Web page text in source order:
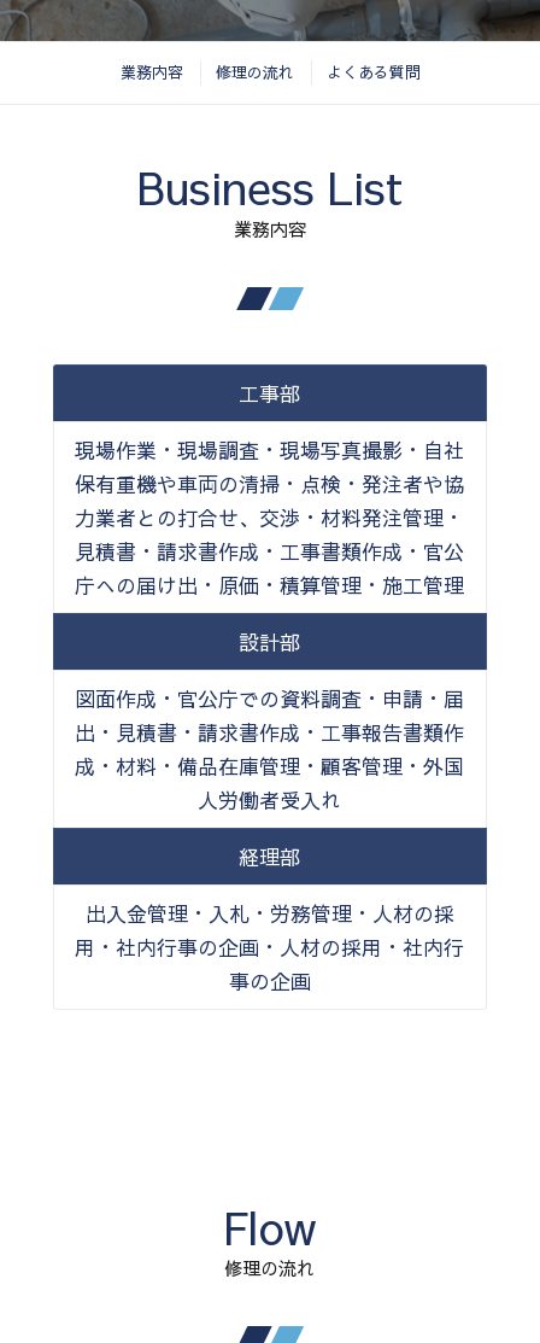
業務内容 修理の流れ よくある質問
Business List
業務内容
工事部
現場作業・現場調査・現場写真撮影・自社
保有重機や車両の清掃・点検・発注者や協
力業者との打合せ、交渉・材料発注管理・
見積書・請求書作成・工事書類作成・官公
庁への届け出・原価・積算管理・施工管理
設計部
図面作成・官公庁での資料調査・申請・届
出・見積書・請求書作成・工事報告書類作
成・材料・備品在庫管理・顧客管理・外国
人労働者受入れ
経理部
出入金管理・入札・労務管理・人材の採
用・社内行事の企画・人材の採用・社内行
事の企画
Flow
修理の流れ